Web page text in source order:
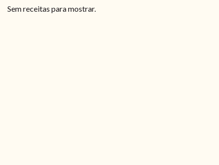
Sem receitas para mostrar.